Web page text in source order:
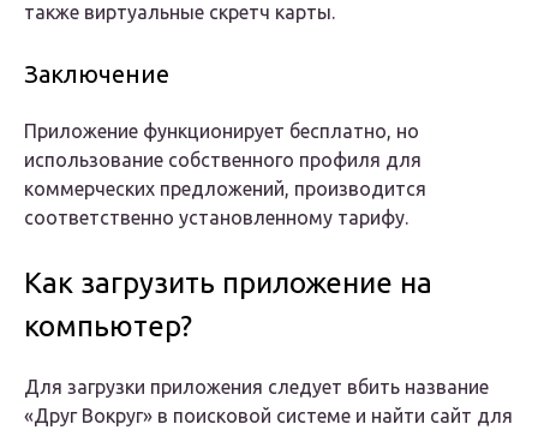
также виртуальные скретч карты.
Заключение
Приложение функционирует бесплатно, но
использование собственного профиля для
коммерческих предложений, производится
соответственно установленному тарифу.
Как загрузить приложение на
компьютер?
Для загрузки приложения следует вбить название
«Друг Вокруг» в поисковой системе и найти сайт для